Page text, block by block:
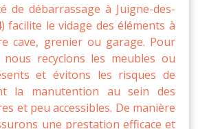
de débarrassage à Juigne-des-
facilite le vidage des éléments à
cave, grenier ou garage. Pour
nous recyclons les meubles ou
et évitons les risques de
la manutention au sein des
et peu accessibles. De manière
une prestation efficace et